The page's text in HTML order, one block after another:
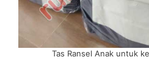
Tas Ransel Anak untuk